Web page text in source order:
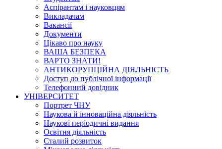
Аспірантам і науковцям
Викладачам
Вакансії
Документи
Цікаво про науку
ВАША БЕЗПЕКА
ВАРТО ЗНАТИ!
АНТИКОРУПЦІЙНА ДІЯЛЬНІСТЬ
Доступ до публічної інформації
Телефонний довідник
УНІВЕРСИТЕТ
Портрет ЧНУ
Наукова й інноваційна діяльність
Наукові періодичні видання
Освітня діяльність
Сталий розвиток